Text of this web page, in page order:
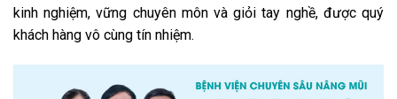
kinh nghiệm, vững chuyên môn và giỏi tay nghề, được quý
khách hàng vô cùng tín nhiệm.